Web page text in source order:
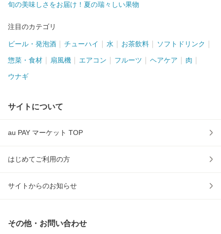
旬の美味しさをお届け！夏の瑞々しい果物
注目のカテゴリ
ビール・発泡酒 チューハイ 水 お茶飲料 ソフトドリンク
惣菜・食材 扇風機 エアコン フルーツ ヘアケア 肉
ウナギ
サイトについて
au PAY マーケット TOP
はじめてご利用の方
サイトからのお知らせ
その他・お問い合わせ